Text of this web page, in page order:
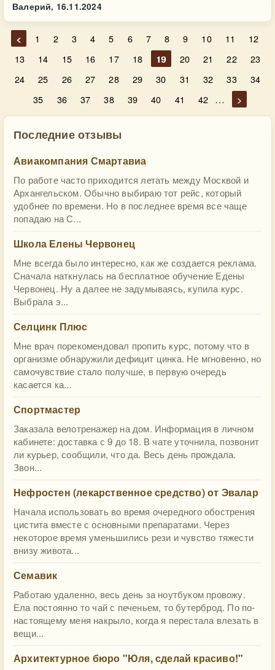
Валерий, 16.11.2024
< 1 2 3 4 5 6 7 8 9 10 11
12
13
14 15 16 17 18 19 20 21 22
23
24
25 26 27 28 29 30 31 32 33
34
35
36 37 38 39 40 41 42 … >
Последние отзывы
Авиакомпания Смартавиа
По работе часто приходится летать между Москвой и
Архангельском. Обычно выбираю тот рейс, который
удобнее по времени. Но в последнее время все чаще
попадаю на С...
Школа Елены Червонец
Мне всегда было интересно, как же создается реклама.
Сначала наткнулась на бесплатное обучение Едены
Червонец. Ну а далее не задумываясь, купила курс.
Выбрала э...
Селцинк Плюс
Мне врач порекомендовал пропить курс, потому что в
организме обнаружили дефицит цинка. Не мгновенно, но
самочувствие стало получше, в первую очередь
касается ка...
Спортмастер
Заказала велотренажер на дом. Информация в личном
кабинете: доставка с 9 до 18. В чате уточнила, позвонит
ли курьер, сообщили, что да. Весь день прождала.
Звон...
Нефростен (лекарственное средство) от Эвалар
Начала использовать во время очередного обострения
цистита вместе с основными препаратами. Через
некоторое время уменьшились рези и чувство тяжести
внизу живота...
Семавик
Работаю удаленно, весь день за ноутбуком провожу.
Ела постоянно то чай с печеньем, то бутерброд. По по-
настоящему меня накрыло, когда я перестала влезать в
вещи...
​Архитектурное бюро "Юля, сделай красиво!"